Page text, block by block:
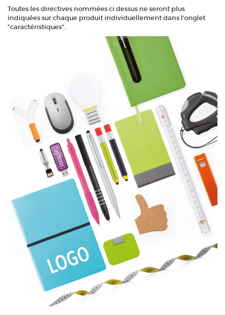
Toutes les directives nommées ci dessus ne seront plus
indiquées sur chaque produit individuellement dans l'onglet
"caractéristiques".